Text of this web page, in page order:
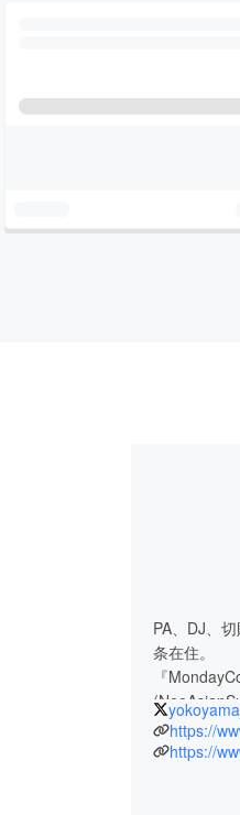
PA、DJ、
条在住。
『
https://
https://